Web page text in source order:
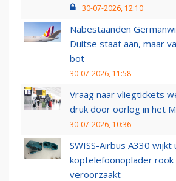
30-07-2026, 12:10
Nabestaanden
Duitse staat aan, maar
bot
30-07-2026, 11:58
Vraag naar vliegtickets
druk door oorlog in het
30-07-2026, 10:36
SWISS-Airbus A330 wijkt
koptelefoonoplader rook
veroorzaakt